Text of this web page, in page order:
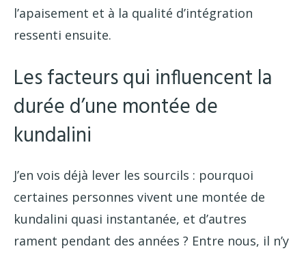
l’apaisement et à la qualité d’intégration
ressenti ensuite.
Les facteurs qui influencent la
durée d’une montée de
kundalini
J’en vois déjà lever les sourcils : pourquoi
certaines personnes vivent une montée de
kundalini quasi instantanée, et d’autres
rament pendant des années ? Entre nous, il n’y